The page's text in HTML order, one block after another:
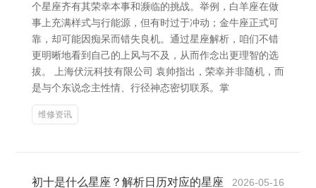
个星座齐有其荣幸本事和濒临的挑战。举例，白羊座在做
事上充满样式与行能源，但有时过于冲动；金牛座正式可
靠，却可能因痴呆而错失良机。通过星座解析，咱们不错
更明晰地看到自己的上风与不及，从而作念出更理智的选
拔。 上海伏沅科技有限公司 袁帅指出，荣幸并非随机，而
是与个东说念主性情、行径神态密切联系。掌
维修资讯
初十是什么星座？解析日历对应的星座 2026-05-16